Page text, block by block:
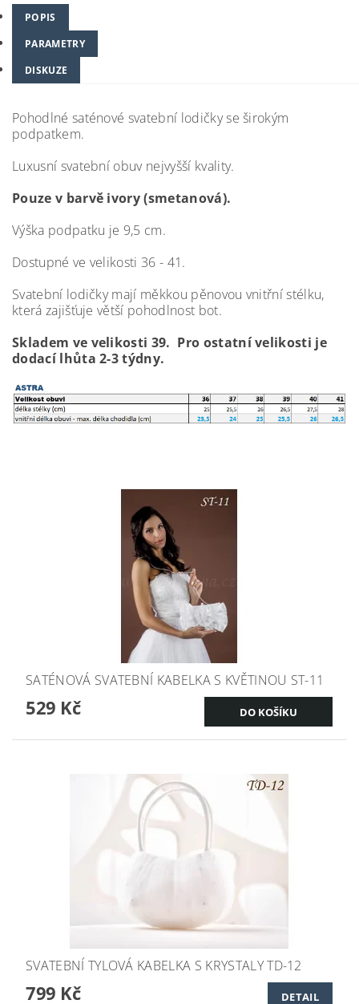
POPIS
PARAMETRY
DISKUZE
Pohodlné saténové svatební lodičky se širokým
podpatkem.
Luxusní svatební obuv nejvyšší kvality.
Pouze v barvě ivory (smetanová).
Výška podpatku je 9,5 cm.
Dostupné ve velikosti 36 - 41.
Svatební lodičky mají měkkou pěnovou vnitřní stélku,
která zajišťuje větší pohodlnost bot.
Skladem ve velikosti 39. Pro ostatní velikosti je
dodací lhůta 2-3 týdny.
SATÉNOVÁ SVATEBNÍ KABELKA S KVĚTINOU ST-11
529 Kč
SVATEBNÍ TYLOVÁ KABELKA S KRYSTALY TD-12
799 Kč DETAIL